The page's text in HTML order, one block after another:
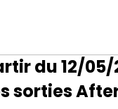
du 12/05/
sorties